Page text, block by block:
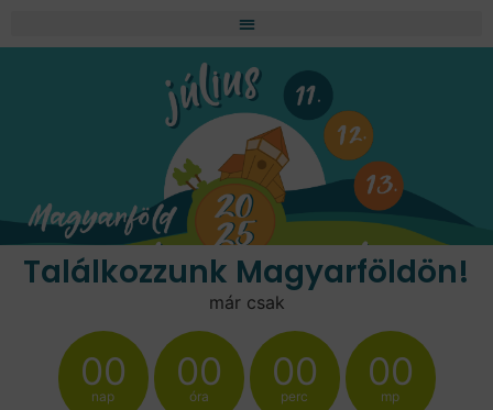
Találkozzunk Magyarföldön!
már csak
00
nap
00
óra
00
perc
00
mp